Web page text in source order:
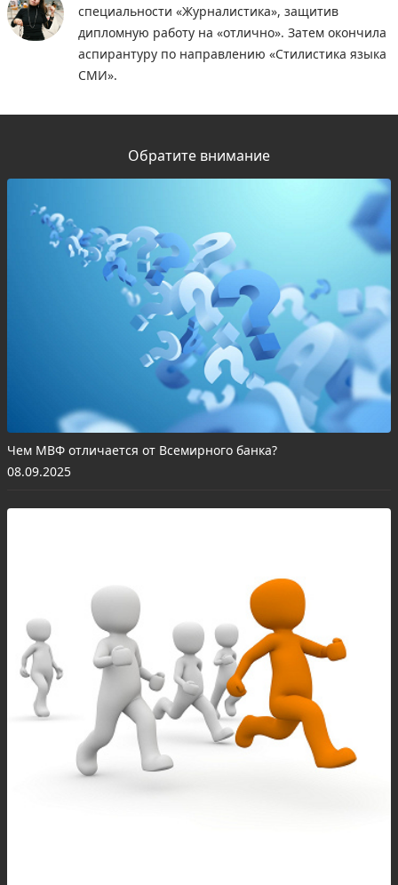
специальности «Журналистика», защитив
дипломную работу на «отлично». Затем окончила
аспирантуру по направлению «Стилистика языка
СМИ».
Обратите внимание
Чем МВФ отличается от Всемирного банка?
08.09.2025